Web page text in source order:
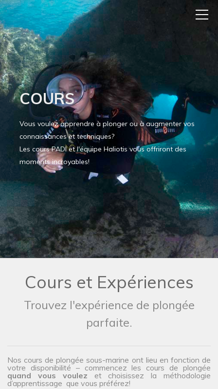
COURS
Vous voulez apprendre à plonger ou à augmenter vos
connaissances et techniques?
Les cours PADI et l'équipe Haliotis vous offriront des
moments incroyables!
Cours et Expériences
Trouvez l'expérience de plongée
parfaite.
Nos cours de plongée sous-marine ont lieu en fonction de
votre disponibilité – commencez les cours de plongée
quand vous voulez et choisissez la méthodologie
d’apprentissage que vous préférez!